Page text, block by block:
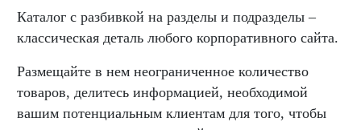
Каталог с разбивкой на разделы и подразделы –
классическая деталь любого корпоративного сайта.
Размещайте в нем неограниченное количество
товаров, делитесь информацией, необходимой
вашим потенциальным клиентам для того, чтобы